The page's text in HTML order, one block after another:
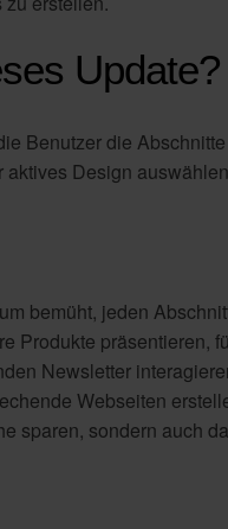
Update?
Benutzer die
Design
bemüht, jeden
Produkte präsentieren,
Newsletter
Webseiten
sparen, sondern auch